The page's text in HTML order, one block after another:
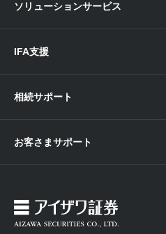
当社サービスのご利用にあたって
ソリューションサービス
IFA支援
相続サポート
お客さまサポート